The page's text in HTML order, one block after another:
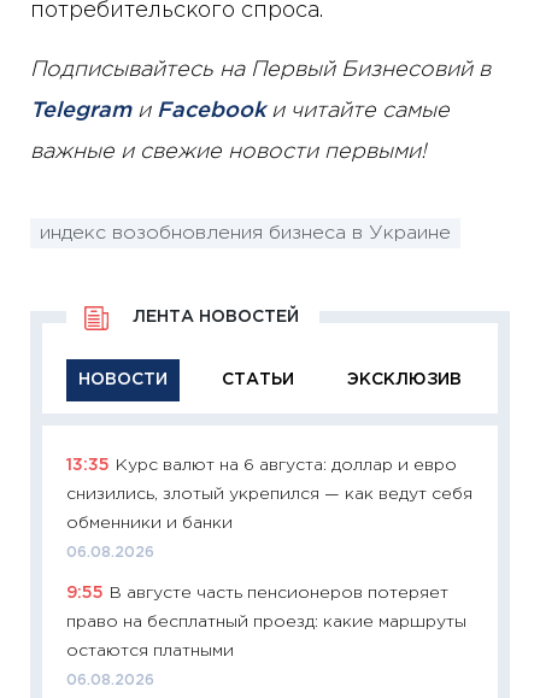
потребительского спроса.
Подписывайтесь на Первый Бизнесовий в
Telegramи Facebookи читайте самые
важные и свежие новости первыми!
индекс возобновления бизнеса в Украине
НОВОСТИ СТАТЬИ ЭКСКЛЮЗИВ
ЛЕНТА НОВОСТЕЙ
13:35
Курс валют на 6 августа: доллар и евро
снизились, злотый укрепился — как ведут себя
обменники и банки
06.08.2026
9:55
В августе часть пенсионеров потеряет
право на бесплатный проезд: какие маршруты
остаются платными
06.08.2026